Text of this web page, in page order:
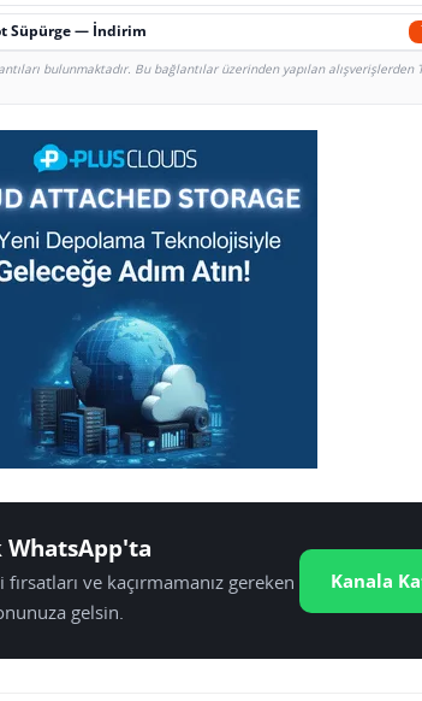
Süpürge — İndirim
bulunmaktadır. Bu bağlantılar üzerinden yapılan alışverişlerden
WhatsApp'ta
ve kaçırmamanız gereken
gelsin.
Kanala